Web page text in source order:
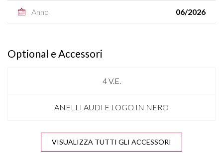
Anno 06/2026
Optional e Accessori
4 V.E.
ANELLI AUDI E LOGO IN NERO
ANTENNA SHARK
VISUALIZZA TUTTI GLI ACCESSORI